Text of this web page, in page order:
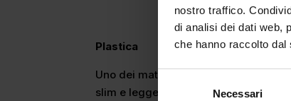
nostro traffico.
di analisi dei dati web,
che hanno raccolto
del
Necessari
Plastica
Uno dei materiali più discussi di
slim e leggerissimi, ma anche borse